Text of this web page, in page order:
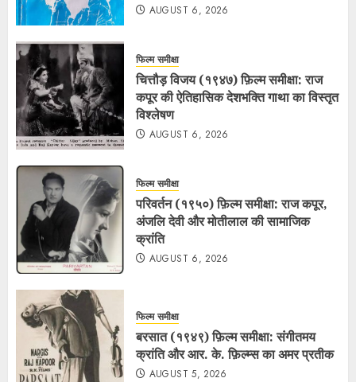
AUGUST 6, 2026
फिल्म समीक्षा
चित्तौड़ विजय (१९४७) फ़िल्म समीक्षा: राज
कपूर की ऐतिहासिक देशभक्ति गाथा का विस्तृत
विश्लेषण
AUGUST 6, 2026
फिल्म समीक्षा
परिवर्तन (१९५०) फ़िल्म समीक्षा: राज कपूर,
अंजलि देवी और मोतीलाल की सामाजिक
क्रांति
AUGUST 6, 2026
फिल्म समीक्षा
बरसात (१९४९) फ़िल्म समीक्षा: संगीतमय
क्रांति और आर. के. फ़िल्म्स का अमर प्रतीक
AUGUST 5, 2026